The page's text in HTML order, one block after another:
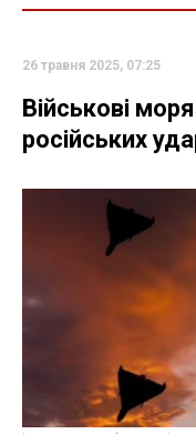
26 травня 2025, 07:25
Військові
російських